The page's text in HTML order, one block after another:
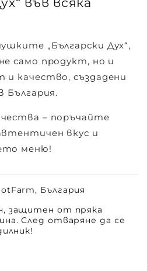
„Български Дух“,
само продукт, но и
качество, създадени
България.
– поръчайте
вкус и
меню!
България
защитен от пряка
След отваряне да се